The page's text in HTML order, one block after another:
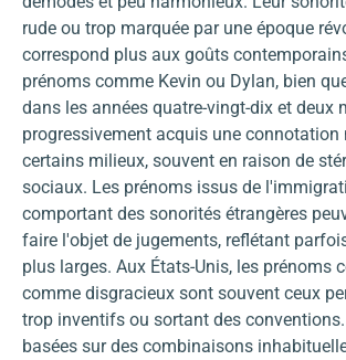
rude ou trop marquée par une époque
correspond plus aux goûts
prénoms comme Kevin ou Dylan, bien
dans les années quatre-vingt-dix et deux
progressivement acquis une connotation
certains milieux, souvent en raison de
sociaux. Les prénoms issus de
comportant des sonorités étrangères
faire l'objet de jugements, reflétant
plus larges. Aux États-Unis, les prénoms
comme disgracieux sont souvent ceux
trop inventifs ou sortant des
basées sur des combinaisons